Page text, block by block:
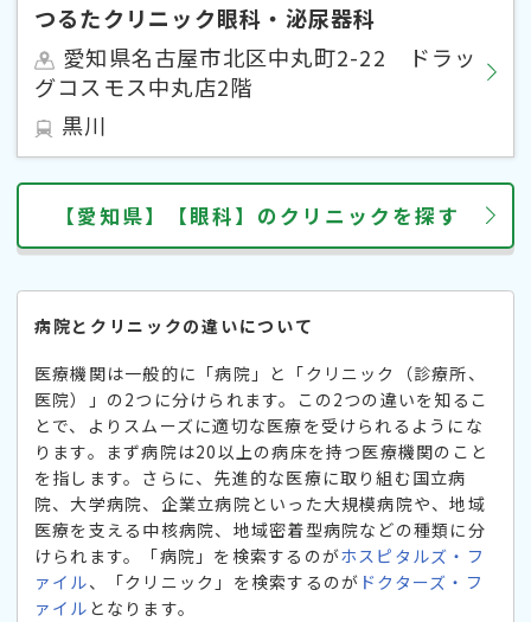
つるたクリニック眼科・泌尿器科
愛知県名古屋市北区中丸町2-22 ドラッ
グコスモス中丸店2階
黒川
【愛知県】【眼科】のクリニックを探す
病院とクリニックの違いについて
医療機関は一般的に「病院」と「クリニック（診療所、
医院）」の2つに分けられます。この2つの違いを知るこ
とで、よりスムーズに適切な医療を受けられるようにな
ります。まず病院は20以上の病床を持つ医療機関のこと
を指します。さらに、先進的な医療に取り組む国立病
院、大学病院、企業立病院といった大規模病院や、地域
医療を支える中核病院、地域密着型病院などの種類に分
けられます。「病院」を検索するのがホスピタルズ・フ
ァイル、「クリニック」を検索するのが ドクターズ・フ
ァイル となります。